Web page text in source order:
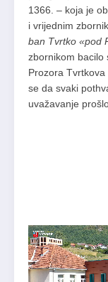
1366. – koja je
i vrijednim
ban Tvrtko «pod
zbornikom bacilo
Prozora
se da svaki
uvažavanje